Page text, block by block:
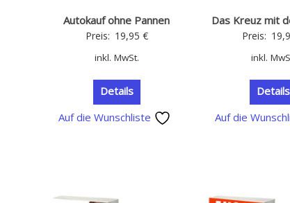
Autokauf ohne Pannen
Preis: 19,95 €
inkl. MwSt.
Details
Auf die Wunschliste
Das Kreuz mit
Preis:
inkl.
Details
Auf die